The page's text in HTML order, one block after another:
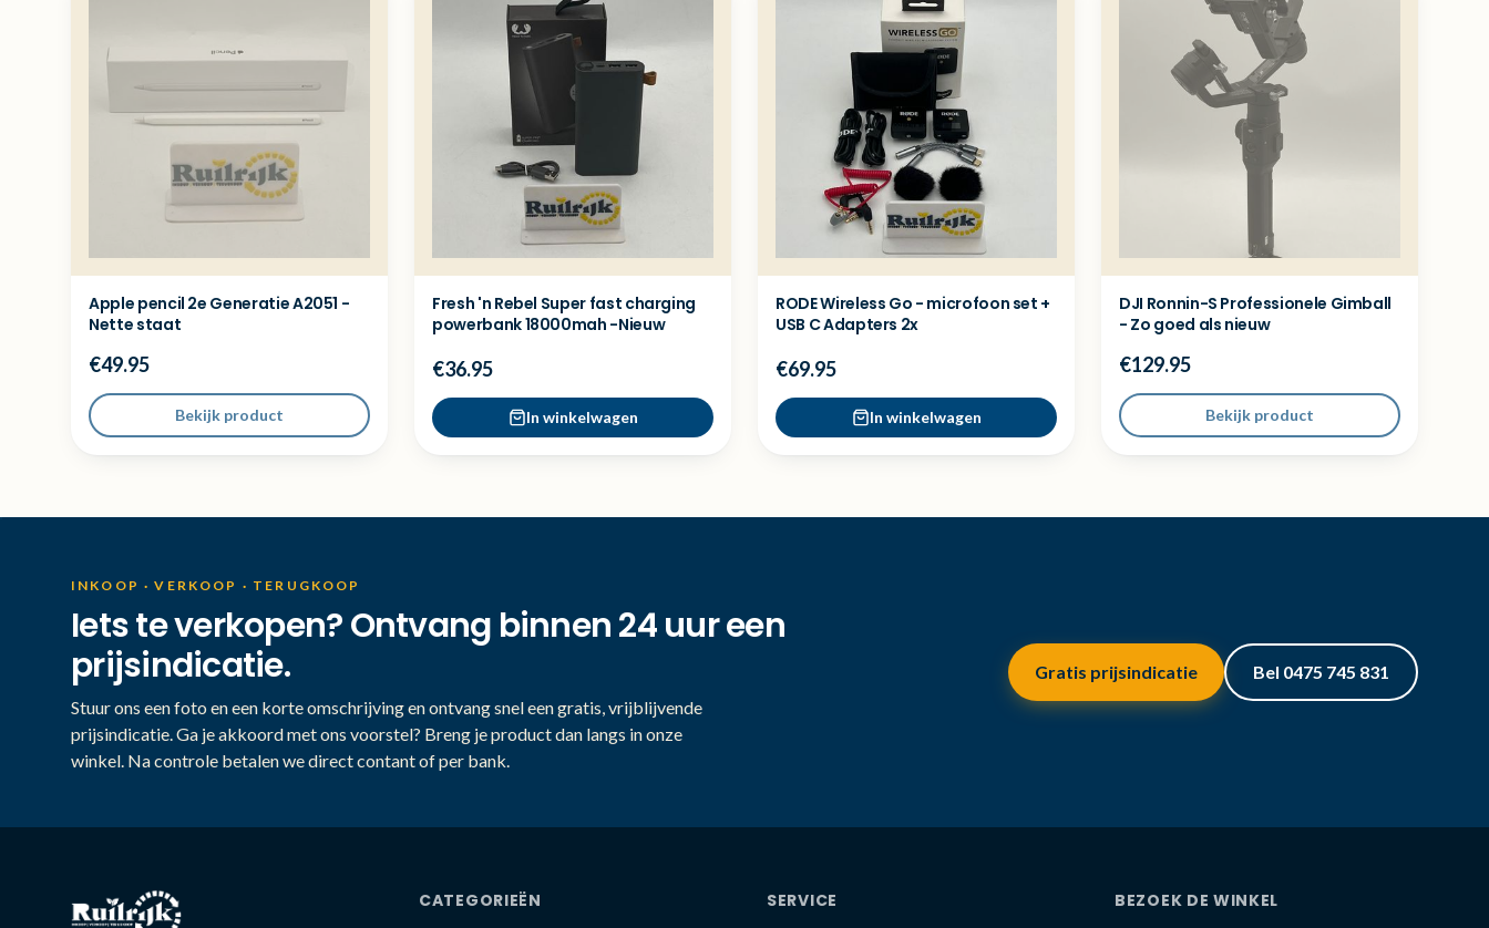
Apple pencil 2e Generatie A2051 -
Nette staat
€49.95
Bekijk product
Fresh 'n Rebel Super fast charging
powerbank 18000mah -Nieuw
€36.95
In winkelwagen
RODE Wireless Go - microfoon set +
USB C Adapters 2x
€69.95
In winkelwagen
DJI Ronnin-S Professionele Gimball
- Zo goed als nieuw
€129.95
Bekijk product
INKOOP · VERKOOP · TERUGKOOP
Iets te verkopen? Ontvang binnen 24 uur een
prijsindicatie.
Stuur ons een foto en een korte omschrijving en ontvang snel een gratis, vrijblijvende
prijsindicatie. Ga je akkoord met ons voorstel? Breng je product dan langs in onze
winkel. Na controle betalen we direct contant of per bank.
Gratis prijsindicatie Bel 0475 745 831
CATEGORIEËN SERVICE BEZOEK DE WINKEL